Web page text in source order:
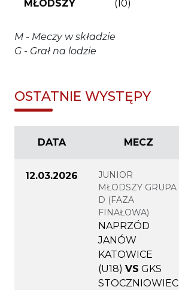
MŁODSZY
(10)
M - Meczy w składzie
G - Grał na lodzie
OSTATNIE WYSTĘPY
DATA MECZ
12.03.2026
JUNIOR
MŁODSZY GRUPA
D (FAZA
FINAŁOWA)
NAPRZÓD
JANÓW
KATOWICE
(U18) VS GKS
STOCZNIOWIEC